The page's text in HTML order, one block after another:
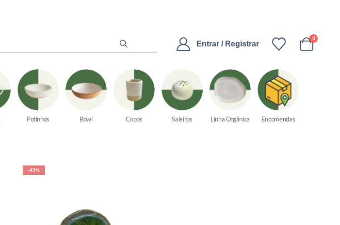
Entrar / Registrar
0
Potinhos Bowl Copos Saleiros Linha Orgânica Encomendas
-49%